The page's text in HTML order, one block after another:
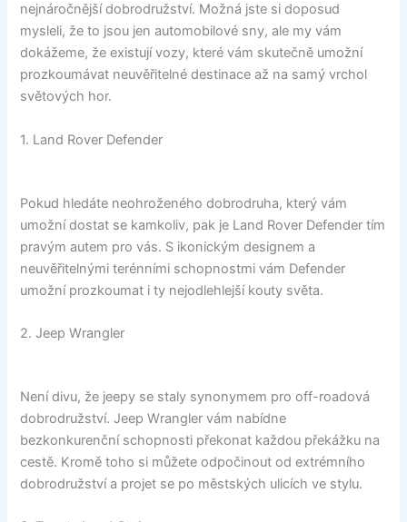
nejnáročnější dobrodružství. Možná jste si doposud
mysleli, že to jsou jen automobilové sny, ale my vám
dokážeme, že existují vozy, které vám skutečně umožní
prozkoumávat neuvěřitelné destinace až na samý vrchol
světových hor.
1. Land Rover Defender
Pokud hledáte neohroženého dobrodruha, který vám
umožní dostat se kamkoliv, pak je Land Rover Defender tím
pravým autem pro vás. S ikonickým designem a
neuvěřitelnými terénními schopnostmi vám Defender
umožní prozkoumat i ty nejodlehlejší kouty světa.
2. Jeep Wrangler
Není divu, že jeepy se staly synonymem pro off-roadová
dobrodružství. Jeep Wrangler vám nabídne
bezkonkurenční schopnosti překonat každou překážku na
cestě. Kromě toho si můžete odpočinout od extrémního
dobrodružství a projet se po městských ulicích ve stylu.